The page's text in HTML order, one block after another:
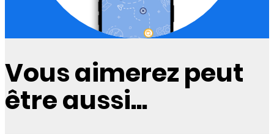
Vous aimerez peut
être aussi...